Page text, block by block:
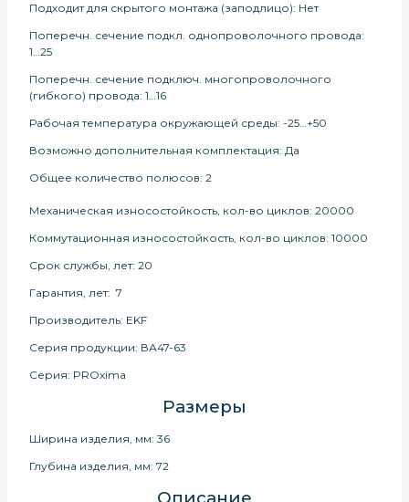
Подходит для скрытого монтажа (заподлицо): Нет
Поперечн. сечение подкл. однопроволочного провода:
1…25
Поперечн. сечение подключ. многопроволочного
(гибкого) провода: 1…16
Рабочая температура окружающей среды: -25…+50
Возможно дополнительная комплектация: Да
Общее количество полюсов: 2
Механическая износостойкость, кол-во циклов: 20000
Коммутационная износостойкость, кол-во циклов: 10000
Срок службы, лет: 20
Гарантия, лет: 7
Производитель: EKF
Серия продукции: ВА47-63
Серия: PROxima
Размеры
Ширина изделия, мм: 36
Глубина изделия, мм: 72